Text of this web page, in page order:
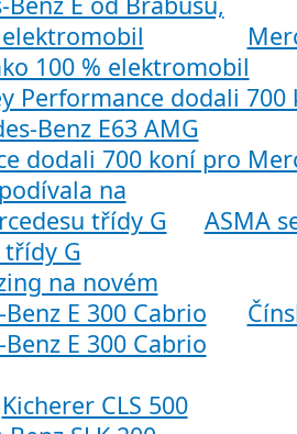
100 % elektromobil
dodali 700 koní pro
ASMA
G
E 300 Cabrio
Kicherer CLS 500